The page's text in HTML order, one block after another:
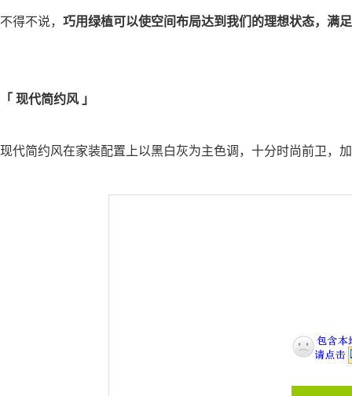
不得不说， 巧用绿植可以使空间布局达到我们的理想状态，满
「 现代简约风 」
现代简约风在家装配置上以黑白灰为主色调，十分时尚前卫，